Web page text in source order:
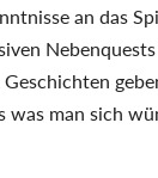
an das
man sich